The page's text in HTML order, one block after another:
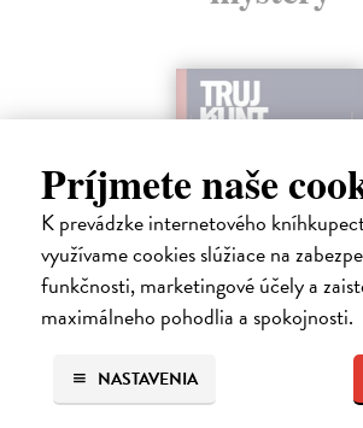
Príjmete naše
K prevádzke internetového
využívame cookies slúžiace na
funkčnosti, marketingové účely a
maximálneho pohodlia a spokojnosti.
NASTAVENIA
Sagitarius Petr| Kniha
Tramwaj Cafe je kavárna v polském Těšíně a